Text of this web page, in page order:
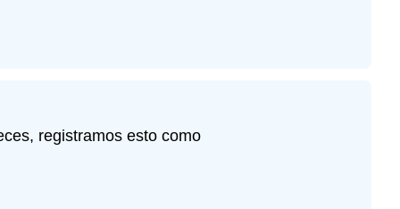
registramos esto como